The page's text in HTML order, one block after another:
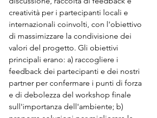
creatività per i partecipanti locali e
internazionali coinvolti, con l'obiettivo
di massimizzare la condivisione dei
valori del progetto. Gli obiettivi
principali erano: a) raccogliere i
feedback dei partecipanti e dei nostri
partner per confermare i punti di forza
e di debolezza del workshop finale
sull'importanza dell'ambiente; b)